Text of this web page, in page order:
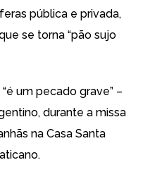
pública e privada,
se torna “pão sujo
um pecado grave” –
durante a missa
na Casa Santa